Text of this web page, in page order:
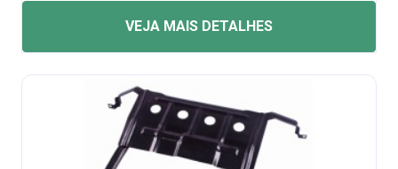
VEJA MAIS DETALHES